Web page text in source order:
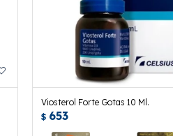
Viosterol Forte Gotas 10 Ml.
$ 653